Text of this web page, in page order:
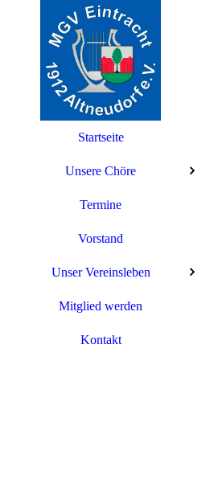
Startseite
Unsere Chöre
Termine
Vorstand
Unser Vereinsleben
Mitglied werden
Kontakt